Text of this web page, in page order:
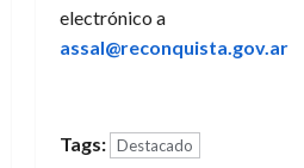
electrónico a
assal@reconquista.gov.ar
Tags: Destacado